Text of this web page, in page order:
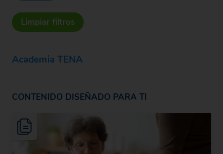
Limpiar filtros
Academia TENA
CONTENIDO DISEÑADO PARA TI